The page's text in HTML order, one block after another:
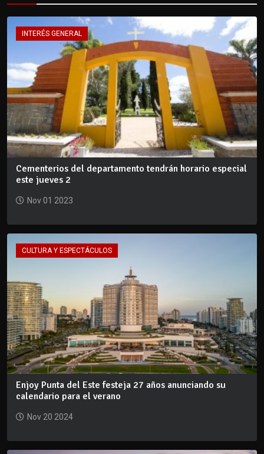
INTERÉS GENERAL
Cementerios del departamento tendrán horario especial
este jueves 2
Nov 01 2023
CULTURA Y ESPECTÁCULOS
Enjoy Punta del Este festeja 27 años anunciando su
calendario para el verano
Nov 20 2024